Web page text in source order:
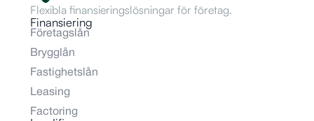
Flexibla finansieringslösningar för företag.
Finansiering
Företagslån
Brygglån
Fastighetslån
Leasing
Factoring